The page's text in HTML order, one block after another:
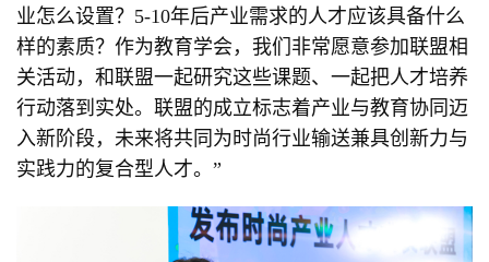
业怎么设置？5-10年后产业需求的人才应该具备什么
样的素质？作为教育学会，我们非常愿意参加联盟相
关活动，和联盟一起研究这些课题、一起把人才培养
行动落到实处。联盟的成立标志着产业与教育协同迈
入新阶段，未来将共同为时尚行业输送兼具创新力与
实践力的复合型人才。”